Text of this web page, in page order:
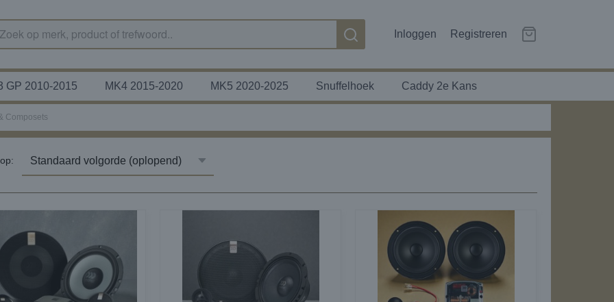
Inloggen Registreren
GP 2010-2015 MK4 2015-2020 MK5 2020-2025 Snuffelhoek Caddy 2e Kans
Composets
op: